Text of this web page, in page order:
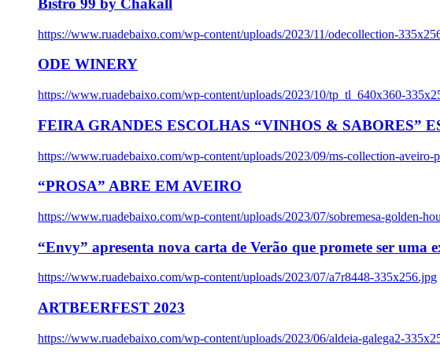
Bistro 99 by Chakall
https://www.ruadebaixo.com/wp-content/uploads/2023/11/odecollection-
ODE WINERY
https://www.ruadebaixo.com/wp-content/uploads/2023/10/tp_tl_640x360-
FEIRA GRANDES ESCOLHAS “VINHOS & SABORES”
https://www.ruadebaixo.com/wp-content/uploads/2023/09/ms-collection-aveiro-
“PROSA” ABRE EM AVEIRO
https://www.ruadebaixo.com/wp-content/uploads/2023/07/sobremesa-golden-
“Envy” apresenta nova carta de Verão que promete ser uma
https://www.ruadebaixo.com/wp-content/uploads/2023/07/a7r8448-335x256.jpg
ARTBEERFEST 2023
https://www.ruadebaixo.com/wp-content/uploads/2023/06/aldeia-galega2-